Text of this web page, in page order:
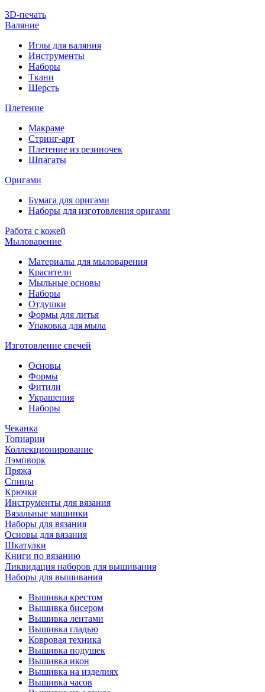
3D-печать
Валяние
Иглы для валяния
Инструменты
Наборы
Ткани
Шерсть
Плетение
Макраме
Стринг-арт
Плетение из резиночек
Шпагаты
Оригами
Бумага для оригами
Наборы для изготовления оригами
Работа с кожей
Мыловарение
Материалы для мыловарения
Красители
Мыльные основы
Наборы
Отдушки
Формы для литья
Упаковка для мыла
Изготовление свечей
Основы
Формы
Фитили
Украшения
Наборы
Чеканка
Топиарии
Коллекционирование
Лэмпворк
Пряжа
Спицы
Крючки
Инструменты для вязания
Вязальные машинки
Наборы для вязания
Основы для вязания
Шкатулки
Книги по вязанию
Ликвидация наборов для вышивания
Наборы для вышивания
Вышивка крестом
Вышивка бисером
Вышивка лентами
Вышивка гладью
Ковровая техника
Вышивка подушек
Вышивка икон
Вышивка на изделиях
Вышивка часов